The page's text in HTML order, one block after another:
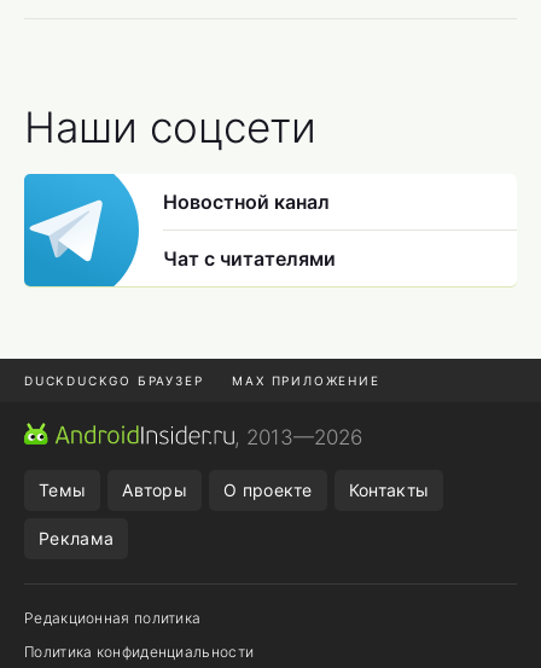
Наши соцсети
Новостной канал
Чат с читателями
DUCKDUCKGO БРАУЗЕР MAX ПРИЛОЖЕНИЕ
ПРИЛОЖЕНИЯ ANDROID
, 2013—2026
Темы Авторы О проекте Контакты
Реклама
Редакционная политика
Политика конфиденциальности